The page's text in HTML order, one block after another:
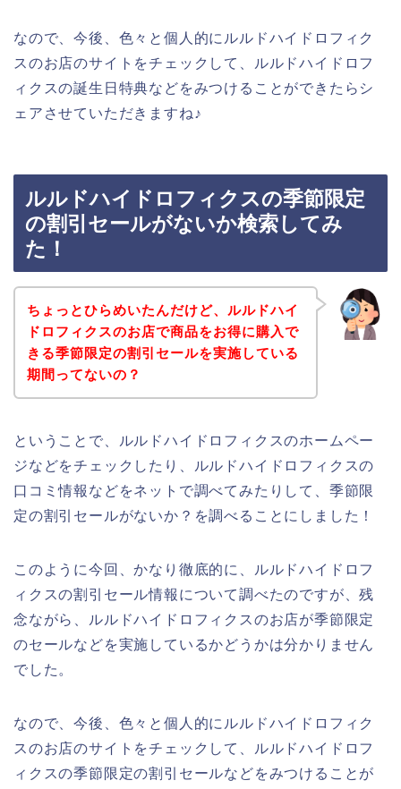
なので、今後、色々と個人的にルルドハイドロフィク
スのお店のサイトをチェックして、ルルドハイドロフ
ィクスの誕生日特典などをみつけることができたらシ
ェアさせていただきますね♪
ルルドハイドロフィクスの季節限定
の割引セールがないか検索してみ
た！
ちょっとひらめいたんだけど、ルルドハイ
ドロフィクスのお店で商品をお得に購入で
きる季節限定の割引セールを実施している
期間ってないの？
ということで、ルルドハイドロフィクスのホームペー
ジなどをチェックしたり、ルルドハイドロフィクスの
口コミ情報などをネットで調べてみたりして、季節限
定の割引セールがないか？を調べることにしました！
このように今回、かなり徹底的に、ルルドハイドロフ
ィクスの割引セール情報について調べたのですが、残
念ながら、ルルドハイドロフィクスのお店が季節限定
のセールなどを実施しているかどうかは分かりません
でした。
なので、今後、色々と個人的にルルドハイドロフィク
スのお店のサイトをチェックして、ルルドハイドロフ
ィクスの季節限定の割引セールなどをみつけることが